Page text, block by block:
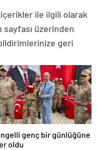
ile ilgili olarak
üzerinden
geri
genç bir günlüğüne
oldu